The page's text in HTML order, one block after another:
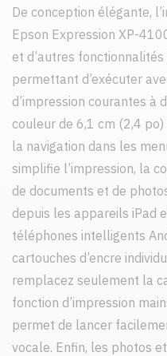
De conception élégante,
Epson Expression XP-
et d’autres
permettant d’exécuter
d’impression courantes à
couleur de 6,1 cm (2,4
la navigation dans les
simplifie l’impression, la
de documents et de
depuis les appareils iPad
téléphones intelligents
cartouches d’encre
remplacez seulement la
fonction d’impression
permet de lancer
vocale. Enfin, les photos